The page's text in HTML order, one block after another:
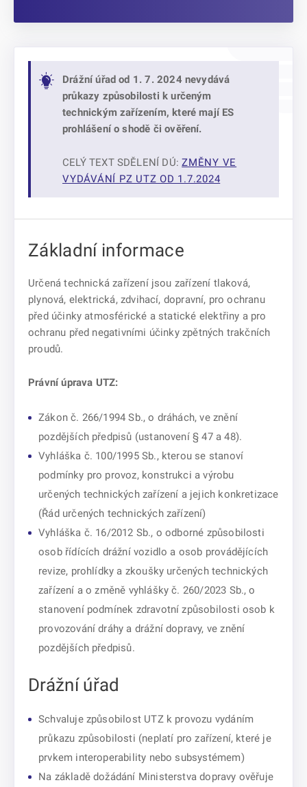
Drážní úřad od 1. 7. 2024 nevydává
průkazy způsobilosti k určeným
technickým zařízením, které mají ES
prohlášení o shodě či ověření.
CELÝ TEXT SDĚLENÍ DÚ:ZMĚNY VE
VYDÁVÁNÍ PZ UTZ OD 1.7.2024
Základní informace
Určená technická zařízení jsou zařízení tlaková,
plynová, elektrická, zdvihací, dopravní, pro ochranu
před účinky atmosférické a statické elektřiny a pro
ochranu před negativními účinky zpětných trakčních
proudů.
Právní úprava UTZ:
Zákon č. 266/1994 Sb., o dráhách, ve znění
pozdějších předpisů (ustanovení § 47 a 48).
Vyhláška č. 100/1995 Sb., kterou se stanoví
podmínky pro provoz, konstrukci a výrobu
určených technických zařízení a jejich konkretizace
(Řád určených technických zařízení)
Vyhláška č. 16/2012 Sb., o odborné způsobilosti
osob řídících drážní vozidlo a osob provádějících
revize, prohlídky a zkoušky určených technických
zařízení a o změně vyhlášky č. 260/2023 Sb., o
stanovení podmínek zdravotní způsobilosti osob k
provozování dráhy a drážní dopravy, ve znění
pozdějších předpisů.
Drážní úřad
Schvaluje způsobilost UTZ k provozu vydáním
průkazu způsobilosti (neplatí pro zařízení, které je
prvkem interoperability nebo subsystémem)
Na základě dožádání Ministerstva dopravy ověřuje